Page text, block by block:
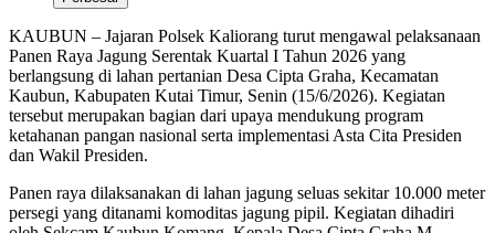
KAUBUN – Jajaran Polsek Kaliorang turut mengawal pelaksanaan
Panen Raya Jagung Serentak Kuartal I Tahun 2026 yang
berlangsung di lahan pertanian Desa Cipta Graha, Kecamatan
Kaubun, Kabupaten Kutai Timur, Senin (15/6/2026). Kegiatan
tersebut merupakan bagian dari upaya mendukung program
ketahanan pangan nasional serta implementasi Asta Cita Presiden
dan Wakil Presiden.
Panen raya dilaksanakan di lahan jagung seluas sekitar 10.000 meter
persegi yang ditanami komoditas jagung pipil. Kegiatan dihadiri